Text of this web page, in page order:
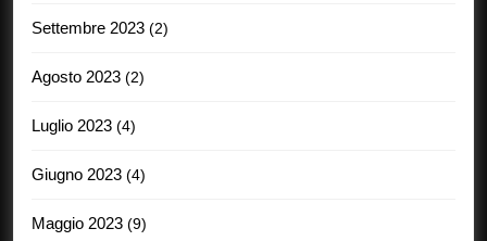
Settembre 2023 (2)
Agosto 2023 (2)
Luglio 2023 (4)
Giugno 2023 (4)
Maggio 2023 (9)